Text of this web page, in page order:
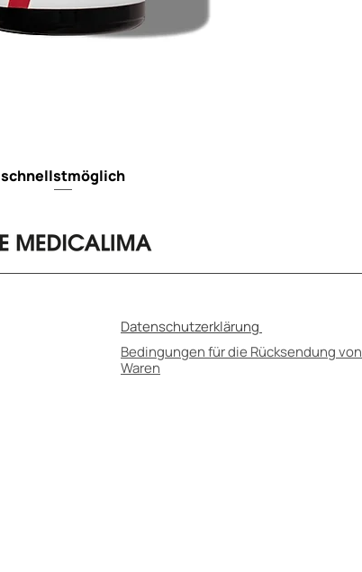
schnellstmöglich
Datenschutzerklärung
Bedingungen für die Rücksendung von
Waren